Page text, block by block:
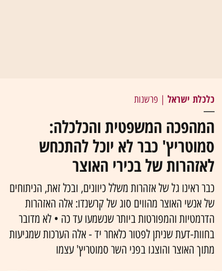
כלכלת ישראל | פרשנות
המהפכה המשפטית והכלכלה:
סמוטריץ' כבר לא יוכל להתכחש
לאזהרות של בכירי האוצר
כבר ראינו גל של אזהרות משלל כיוונים, ובכל זאת, הניתוחים
של אנשי האוצר מהווים סוג של קרשנדו: אלה האזהרות
הדרמטיות והמפורטות ביותר שנשמעו עד כה • לא מדובר
בחוות-דעת שניתן לפטור כלאחר יד - אלה הערכות שמגיעות
מתוך האוצר והוצגו בפני השר סמוטריץ' עצמו